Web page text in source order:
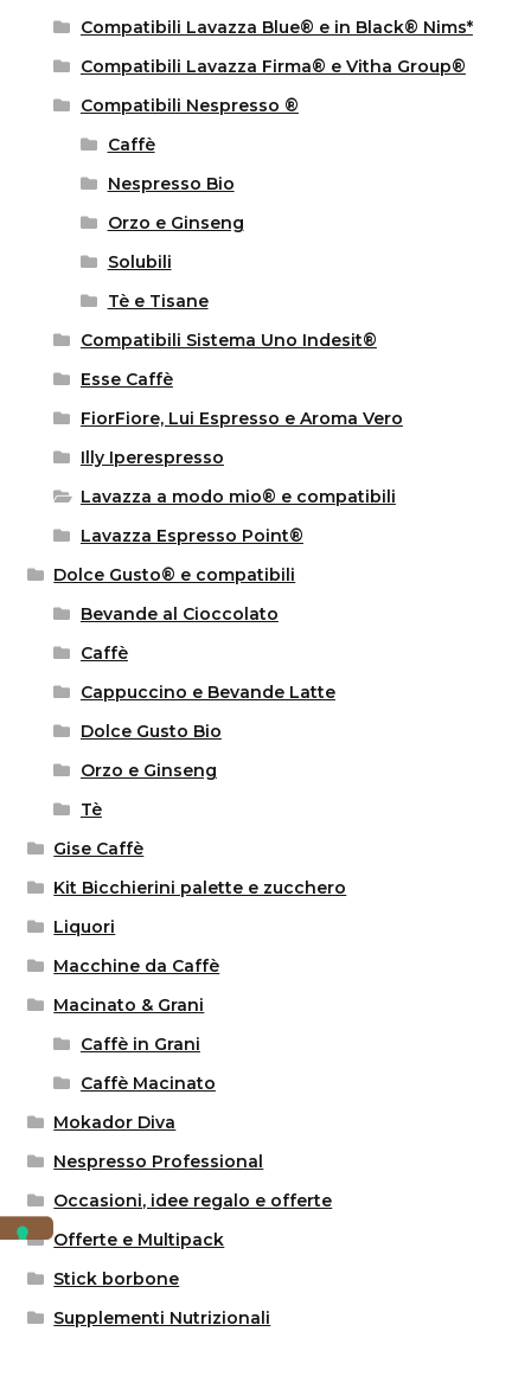
Compatibili Lavazza Blue® e in Black® Nims*
Compatibili Lavazza Firma® e Vitha Group®
Compatibili Nespresso ®
Caffè
Nespresso Bio
Orzo e Ginseng
Solubili
Tè e Tisane
Compatibili Sistema Uno Indesit®
Esse Caffè
FiorFiore, Lui Espresso e Aroma Vero
Illy Iperespresso
Lavazza a modo mio® e compatibili
Lavazza Espresso Point®
Dolce Gusto® e compatibili
Bevande al Cioccolato
Caffè
Cappuccino e Bevande Latte
Dolce Gusto Bio
Orzo e Ginseng
Tè
Gise Caffè
Kit Bicchierini palette e zucchero
Liquori
Macchine da Caffè
Macinato & Grani
Caffè in Grani
Caffè Macinato
Mokador Diva
Nespresso Professional
Occasioni, idee regalo e offerte
Offerte e Multipack
Stick borbone
Supplementi Nutrizionali